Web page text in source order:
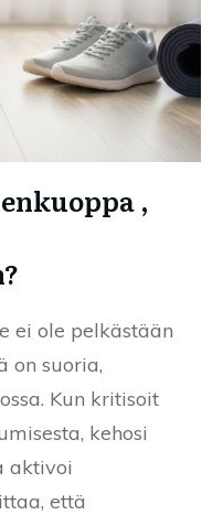
,
ei ole pelkästään
on suoria,
Kun kritisoit
kehosi
aktivoi
että